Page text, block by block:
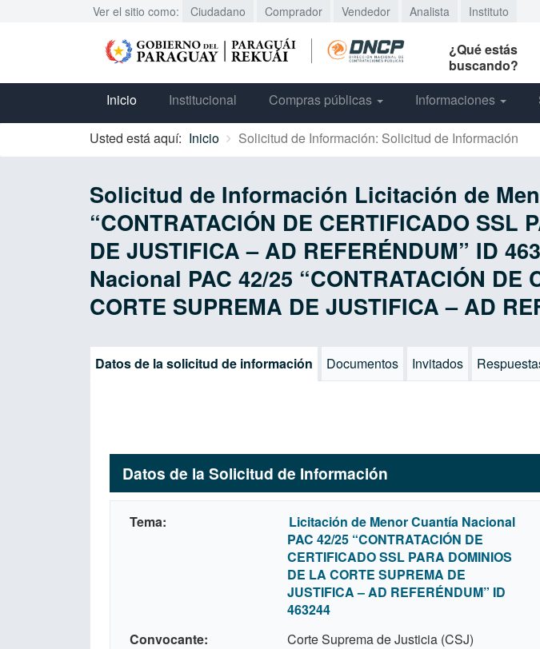
Ver el sitio como: Ciudadano Comprador Vendedor Analista Instituto
¿Qué estás
buscando?
Inicio Institucional Compras públicas Informaciones
Usted está aquí: Inicio Solicitud de Información: Solicitud de Información
Solicitud de Información Licitación de
“CONTRATACIÓN DE CERTIFICADO SSL
DE JUSTIFICA – AD REFERÉNDUM” ID
Nacional PAC 42/25 “CONTRATACIÓN
CORTE SUPREMA DE JUSTIFICA – AD
Datos de la solicitud de información Documentos Invitados
Datos de la Solicitud de Información
Tema
Licitación de Menor Cuantía Nacional
PAC 42/25 “CONTRATACIÓN DE
CERTIFICADO SSL PARA DOMINIOS
DE LA CORTE SUPREMA DE
JUSTIFICA – AD REFERÉNDUM” ID
463244
Convocante
Corte Suprema de Justicia (CSJ)